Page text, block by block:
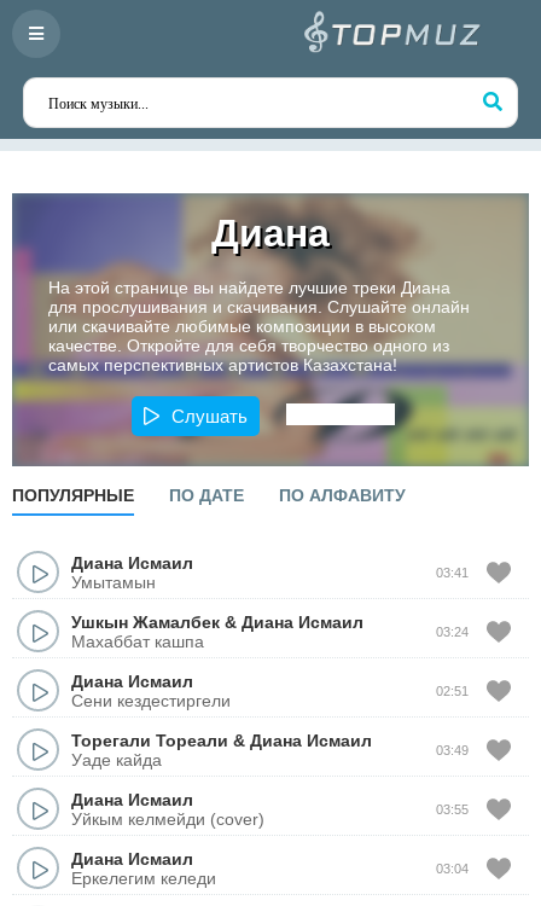
Диана
На этой странице вы найдете лучшие треки Диана
для прослушивания и скачивания. Слушайте онлайн
или скачивайте любимые композиции в высоком
качестве. Откройте для себя творчество одного из
самых перспективных артистов Казахстана!
Слушать
ПОПУЛЯРНЫЕ ПО ДАТЕ ПО АЛФАВИТУ
Диана Исмаил
Умытамын
03:41
Ушкын Жамалбек & Диана Исмаил
Махаббат кашпа
03:24
Диана Исмаил
Сени кездестиргели
02:51
Торегали Тореали & Диана Исмаил
Уаде кайда
03:49
Диана Исмаил
Уйкым келмейди (cover)
03:55
Диана Исмаил
Еркелегим келеди
03:04